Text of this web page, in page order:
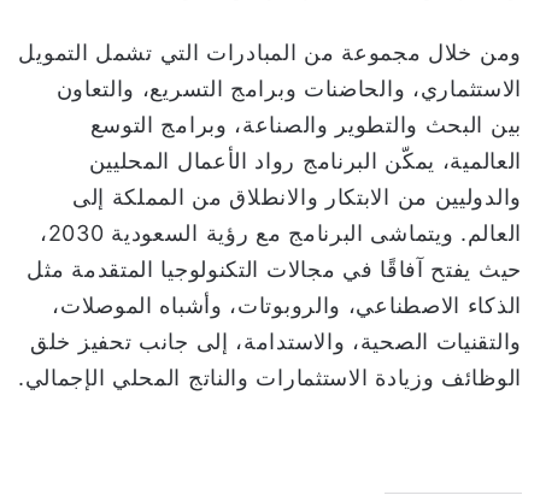
ومن خلال مجموعة من المبادرات التي تشمل التمويل
الاستثماري، والحاضنات وبرامج التسريع، والتعاون
بين البحث والتطوير والصناعة، وبرامج التوسع
العالمية، يمكّن البرنامج رواد الأعمال المحليين
والدوليين من الابتكار والانطلاق من المملكة إلى
العالم. ويتماشى البرنامج مع رؤية السعودية 2030،
حيث يفتح آفاقًا في مجالات التكنولوجيا المتقدمة مثل
الذكاء الاصطناعي، والروبوتات، وأشباه الموصلات،
والتقنيات الصحية، والاستدامة، إلى جانب تحفيز خلق
الوظائف وزيادة الاستثمارات والناتج المحلي الإجمالي.